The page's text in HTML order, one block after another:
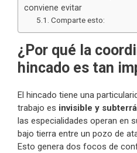
conviene evitar
Comparte esto:
¿Por qué la
hincado es tan
El hincado tiene una
trabajo es invisible y
las especialidades operan en
bajo tierra entre un pozo de
Esto genera dos focos de